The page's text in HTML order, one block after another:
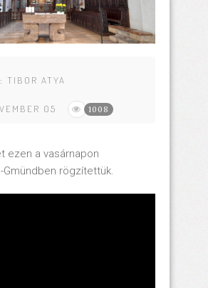
TIBOR ATYA
05 1008
ezen a vasárnapon
Gmündben rögzítettük.